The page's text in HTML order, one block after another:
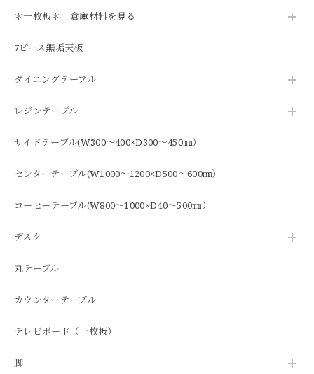
＊一枚板＊ 倉庫材料を見る
7ピース無垢天板
ダイニングテーブル
レジンテーブル
サイドテーブル(W300～400×D300～450㎜）
センターテーブル(W1000～1200×D500～600㎜）
コーヒーテーブル(W800～1000×D40～500㎜）
デスク
丸テーブル
カウンターテーブル
テレビボード（一枚板）
脚